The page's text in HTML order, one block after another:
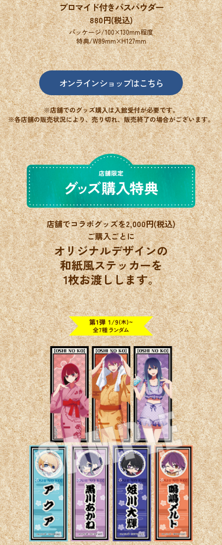
ブロマイド付きバスパウダー
880円(税込)
パッケージ/100×130mm程度
特典/W89mm×H127mm
オンラインショップはこちら
※店舗でのグッズ購入は入館受付が必要です。
※各店舗の販売状況により、売り切れ、販売終了の場合がございます。
店舗でコラボグッズを2,000円(税込)
ご購入ごとに
オリジナルデザインの
和紙風ステッカーを
1枚お渡しします。